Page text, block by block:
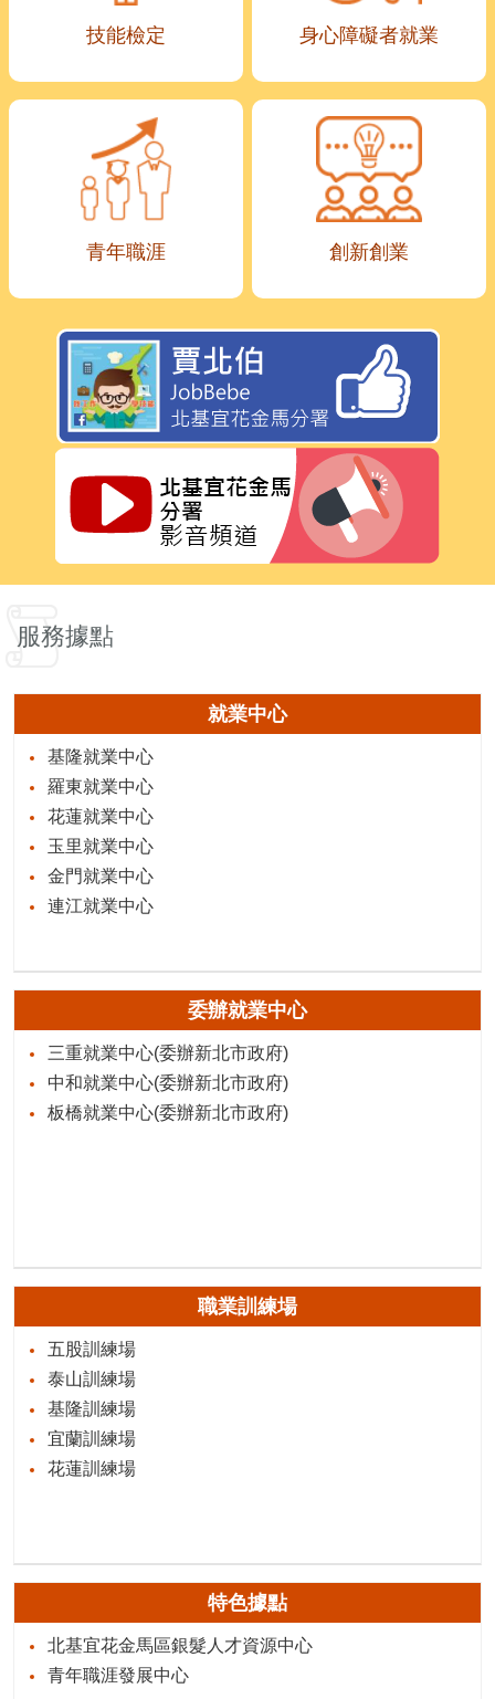
技能檢定 身心障礙者就業
青年職涯 創新創業
服務據點
就業中心
基隆就業中心
羅東就業中心
花蓮就業中心
玉里就業中心
金門就業中心
連江就業中心
委辦就業中心
三重就業中心(委辦新北市政府)
中和就業中心(委辦新北市政府)
板橋就業中心(委辦新北市政府)
職業訓練場
五股訓練場
泰山訓練場
基隆訓練場
宜蘭訓練場
花蓮訓練場
特色據點
北基宜花金馬區銀髮人才資源中心
青年職涯發展中心